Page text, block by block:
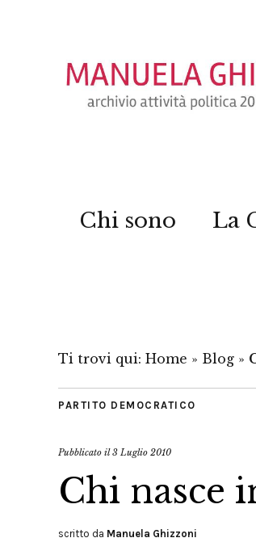
Chi sono La
Ti trovi qui: Home » Blog »
PARTITO DEMOCRATICO
Pubblicato il3 Luglio 2010
Chi nasce
scritto da Manuela Ghizzoni